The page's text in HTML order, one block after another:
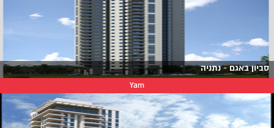
סביון באגם - נתניה
Yam